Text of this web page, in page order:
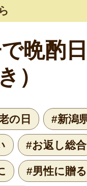
晩酌
）
の日 #新潟
#お返し総合
#男性に贈る